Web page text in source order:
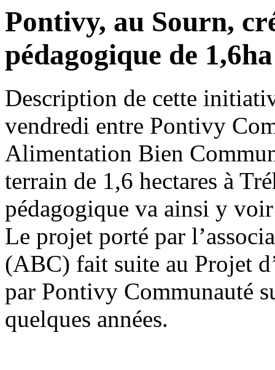
Pontivy, au Sourn,
pédagogique de 1,6ha
Description de cette
vendredi entre Pontivy
Alimentation Bien
terrain de 1,6 hectares à
pédagogique va ainsi y
Le projet porté par
(ABC) fait suite au Projet
par Pontivy Communauté
quelques années.